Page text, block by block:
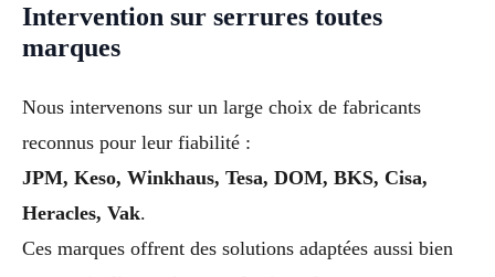
Intervention sur serrures toutes
marques
Nous intervenons sur un large choix de fabricants
reconnus pour leur fiabilité :
JPM, Keso, Winkhaus, Tesa, DOM, BKS, Cisa,
Heracles, Vak.
Ces marques offrent des solutions adaptées aussi bien